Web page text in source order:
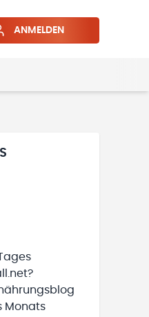
ANMELDEN
Monats